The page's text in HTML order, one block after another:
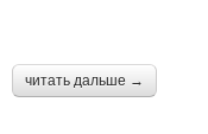
читать дальше →